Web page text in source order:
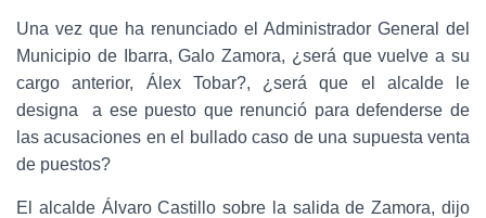
Una vez que ha renunciado el Administrador General del
Municipio de Ibarra, Galo Zamora, ¿será que vuelve a su
cargo anterior, Álex Tobar?, ¿será que el alcalde le
designa a ese puesto que renunció para defenderse de
las acusaciones en el bullado caso de una supuesta venta
de puestos?
El alcalde Álvaro Castillo sobre la salida de Zamora, dijo